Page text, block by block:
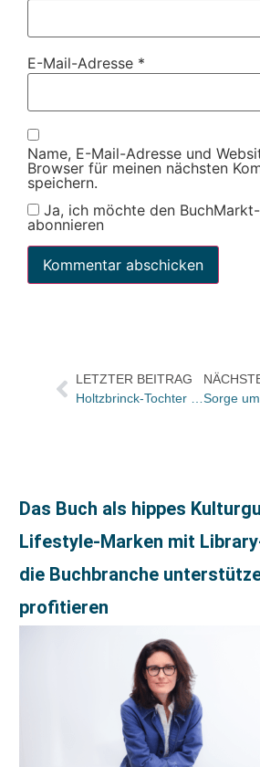
E-Mail-Adresse *
Name, E-Mail-Adresse und
Browser für meinen nächsten
speichern.
Ja, ich möchte den
abonnieren
LETZTER BEITRAG
Das Buch als hippes
Lifestyle-Marken mit
die Buchbranche
profitieren